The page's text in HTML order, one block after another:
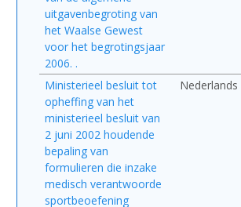
uitgavenbegroting van
het Waalse Gewest
voor het begrotingsjaar
2006. .
Ministerieel besluit tot
opheffing van het
ministerieel besluit van
2 juni 2002 houdende
bepaling van
formulieren die inzake
medisch verantwoorde
sportbeoefening
Nederlands